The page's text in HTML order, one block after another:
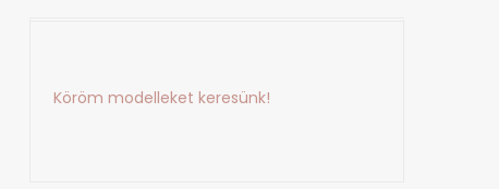
Köröm modelleket keresünk!